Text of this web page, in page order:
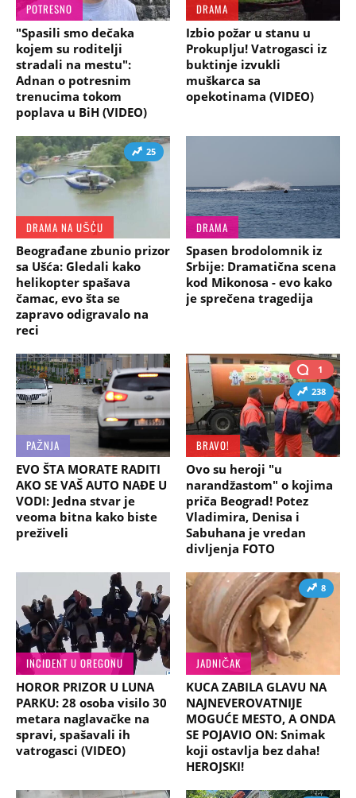
POTRESNO
"Spasili smo dečaka
kojem su roditelji
stradali na mestu":
Adnan o potresnim
trenucima tokom
poplava u BiH (VIDEO)
DRAMA
Izbio požar u stanu u
Prokuplju! Vatrogasci iz
buktinje izvukli
muškarca sa
opekotinama (VIDEO)
25
DRAMA NA UŠĆU
Beograđane zbunio prizor
sa Ušća: Gledali kako
helikopter spašava
čamac, evo šta se
zapravo odigravalo na
reci
DRAMA
Spasen brodolomnik iz
Srbije: Dramatična scena
kod Mikonosa - evo kako
je sprečena tragedija
PAŽNJA
EVO ŠTA MORATE RADITI
AKO SE VAŠ AUTO NAĐE U
VODI: Jedna stvar je
veoma bitna kako biste
preživeli
1
238
BRAVO!
Ovo su heroji "u
narandžastom" o kojima
priča Beograd! Potez
Vladimira, Denisa i
Sabuhana je vredan
divljenja FOTO
INCIDENT U OREGONU
HOROR PRIZOR U LUNA
PARKU: 28 osoba visilo 30
metara naglavačke na
spravi, spašavali ih
vatrogasci (VIDEO)
8
JADNIČAK
KUCA ZABILA GLAVU NA
NAJNEVEROVATNIJE
MOGUĆE MESTO, A ONDA
SE POJAVIO ON: Snimak
koji ostavlja bez daha!
HEROJSKI!